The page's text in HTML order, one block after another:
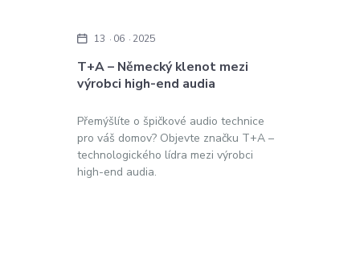
T+A – Německý klenot mezi
výrobci high-end audia
13 06 2025
Přemýšlíte o špičkové audio technice
pro váš domov? Objevte značku T+A –
technologického lídra mezi výrobci
high-end audia.